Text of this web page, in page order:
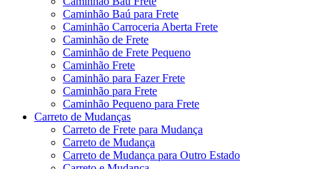
Caminhão Baú para Frete
Caminhão Carroceria Aberta Frete
Caminhão de Frete
Caminhão de Frete Pequeno
Caminhão Frete
Caminhão para Fazer Frete
Caminhão para Frete
Caminhão Pequeno para Frete
Carreto de Mudanças
Carreto de Frete para Mudança
Carreto de Mudança
Carreto de Mudança para Outro Estado